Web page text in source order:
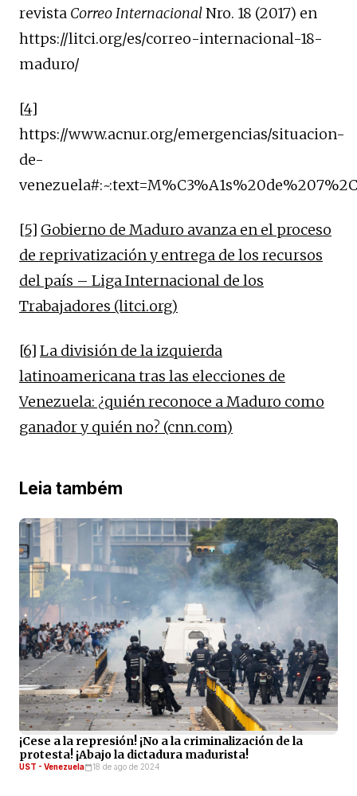
revista Correo InternacionalNro. 18 (2017) en
https://litci.org/es/correo-internacional-18-
maduro/
[4]
https://www.acnur.org/emergencias/situacion-
de-
[5] Gobierno de Maduro avanza en el proceso
de reprivatización y entrega de los recursos
del país – Liga Internacional de los
Trabajadores (litci.org)
[6] La división de la izquierda
latinoamericana tras las elecciones de
Venezuela: ¿quién reconoce a Maduro como
ganador y quién no? (cnn.com)
Leia também
¡Cese a la represión! ¡No a la criminalización de la
protesta! ¡Abajo la dictadura madurista!
UST - Venezuela 18 de ago de 2024